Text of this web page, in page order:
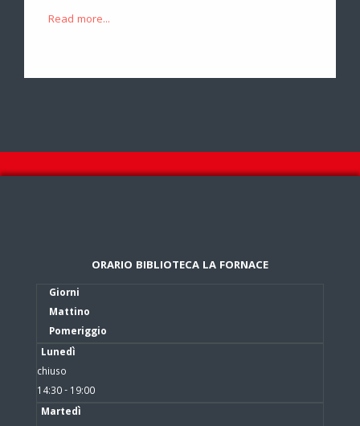
Read more...
ORARIO BIBLIOTECA LA FORNACE
Giorni
Mattino
Pomeriggio
Lunedì
chiuso
14:30 - 19:00
Martedì